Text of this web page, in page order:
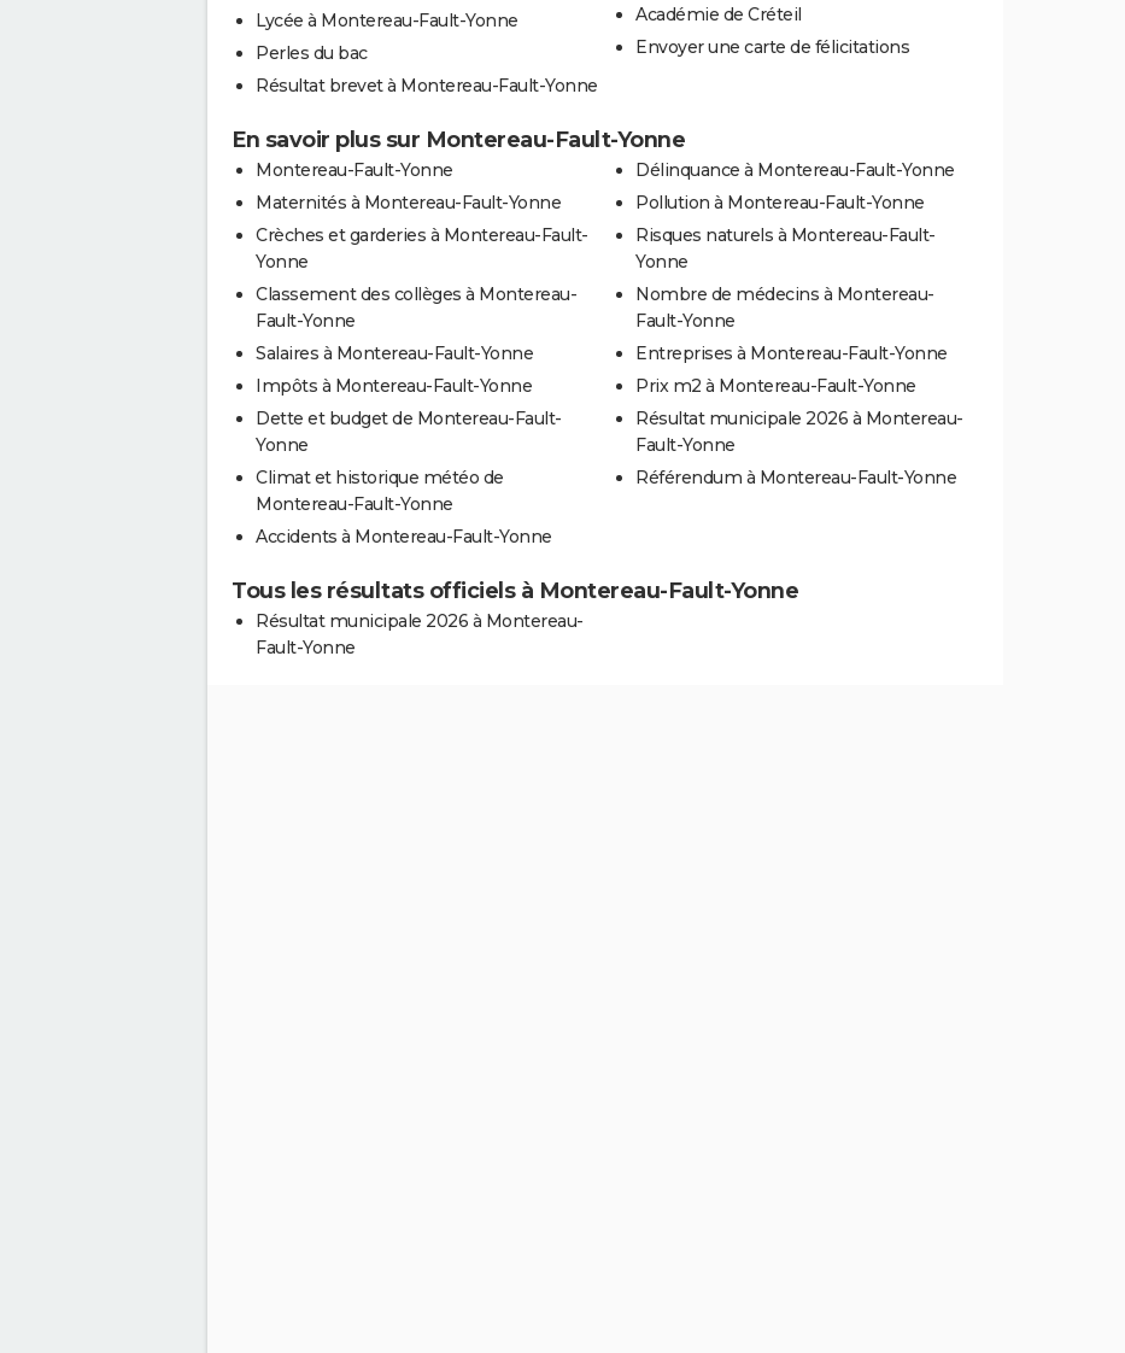
Lycée à Montereau-Fault-Yonne
Perles du bac
Résultat brevet à Montereau-Fault-Yonne
Académie de Créteil
Envoyer une carte de félicitations
En savoir plus sur Montereau-Fault-Yonne
Montereau-Fault-Yonne
Maternités à Montereau-Fault-Yonne
Crèches et garderies à Montereau-Fault-
Yonne
Classement des collèges à Montereau-
Fault-Yonne
Salaires à Montereau-Fault-Yonne
Impôts à Montereau-Fault-Yonne
Dette et budget de Montereau-Fault-
Yonne
Climat et historique météo de
Montereau-Fault-Yonne
Accidents à Montereau-Fault-Yonne
Délinquance à Montereau-Fault-Yonne
Pollution à Montereau-Fault-Yonne
Risques naturels à Montereau-Fault-
Yonne
Nombre de médecins à Montereau-
Fault-Yonne
Entreprises à Montereau-Fault-Yonne
Prix m2 à Montereau-Fault-Yonne
Résultat municipale 2026 à Montereau-
Fault-Yonne
Référendum à Montereau-Fault-Yonne
Tous les résultats officiels à Montereau-Fault-Yonne
Résultat municipale 2026 à Montereau-
Fault-Yonne